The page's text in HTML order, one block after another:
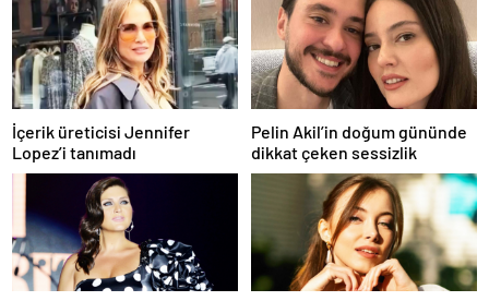
kaybetti
İçerik üreticisi Jennifer
Lopez’i tanımadı
Pelin Akil’in doğum gününde
dikkat çeken sessizlik